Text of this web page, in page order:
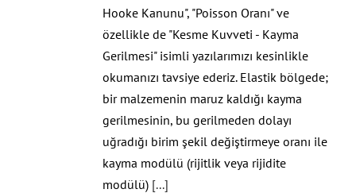
Hooke Kanunu", "Poisson Oranı" ve
özellikle de "Kesme Kuvveti - Kayma
Gerilmesi" isimli yazılarımızı kesinlikle
okumanızı tavsiye ederiz. Elastik bölgede;
bir malzemenin maruz kaldığı kayma
gerilmesinin, bu gerilmeden dolayı
uğradığı birim şekil değiştirmeye oranı ile
kayma modülü (rijitlik veya rijidite
modülü) [...]